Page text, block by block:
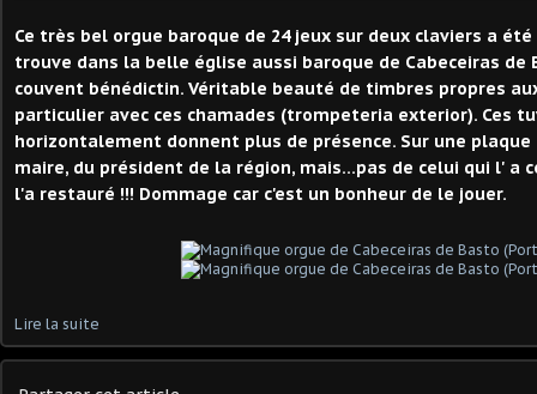
Ce très bel orgue baroque de 24 jeux sur deux claviers a
trouve dans la belle église aussi baroque de Cabeceiras de
couvent bénédictin. Véritable beauté de timbres propres
particulier avec ces chamades (trompeteria exterior). Ces
horizontalement donnent plus de présence. Sur une
maire, du président de la région, mais...pas de celui qui l' a
l'a restauré !!! Dommage car c'est un bonheur de le jouer.
Lire la suite